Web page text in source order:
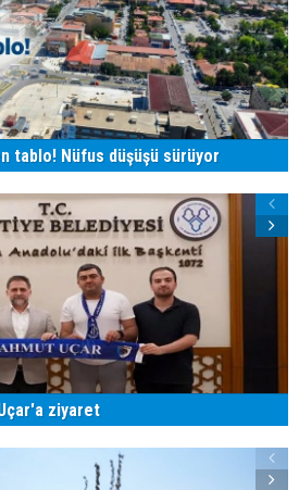
tablo! Nüfus düşüşü sürüyor
ziyaret